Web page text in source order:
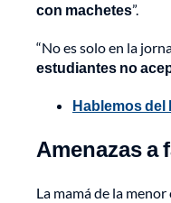
con machetes”.
“No es solo en la
estudiantes no
Hablemos del
Amenazas a
La mamá de la